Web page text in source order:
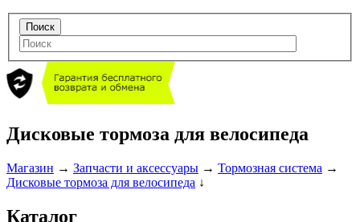
Дисковые тормоза для велосипеда
Магазин → Запчасти и аксессуары → Тормозная система →
Дисковые тормоза для велосипеда ↓
Каталог